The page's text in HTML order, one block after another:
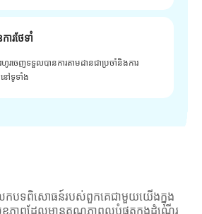
ារថែទាំ
រ​ចេញ​ទទួល​បាន​ការ​តាមដាន​ជា​ប្រចាំ​និង​ការ​
ៅ​ទូទាំង​
កបទពិសោធន៍របស់ពួកគេជាមួយយើងក្នុង